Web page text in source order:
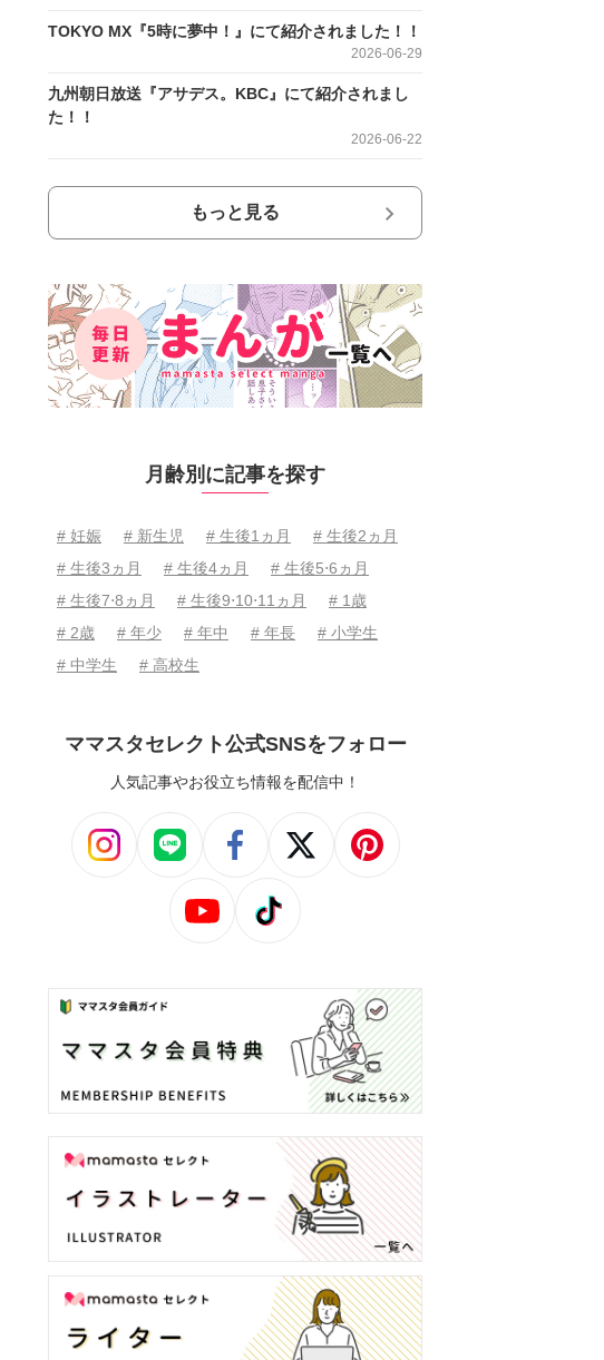
TOKYO MX『5時に夢中！』にて紹介されました！！
2026-06-29
九州朝日放送『アサデス。KBC』にて紹介されまし
た！！
2026-06-22
もっと見る
月齢別に記事を探す
# 妊娠 # 新生児 # 生後1ヵ月
# 生後2ヵ月
# 生後3ヵ月
# 生後4ヵ月
# 生後5⋅6ヵ月
# 生後7⋅8ヵ月
# 生後9⋅10⋅11ヵ月
# 1歳
# 2歳
# 年少 # 年中 # 年長
# 小学生
# 中学生
# 高校生
ママスタセレクト公式SNSをフォロー
人気記事やお役立ち情報を配信中！